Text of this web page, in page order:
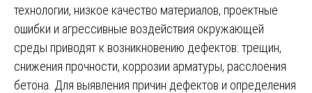
технологии, низкое качество материалов, проектные
ошибки и агрессивные воздействия окружающей
среды приводят к возникновению дефектов: трещин,
снижения прочности, коррозии арматуры, расслоения
бетона. Для выявления причин дефектов и определения